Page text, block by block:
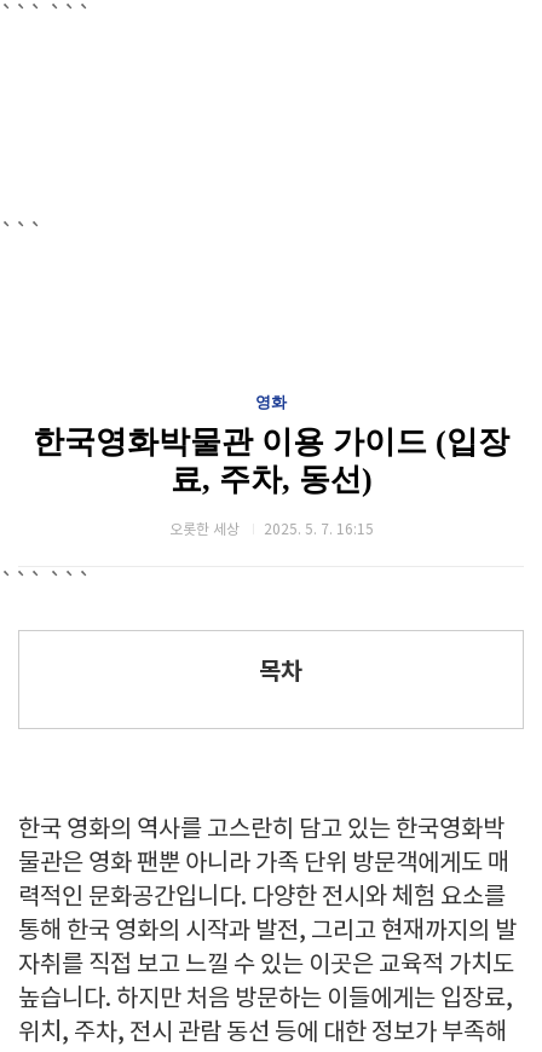
``` ```
```
영화
한국영화박물관 이용 가이드 (입장
료, 주차, 동선)
오롯한 세상 2025. 5. 7. 16:15
``` ```
목차
한국 영화의 역사를 고스란히 담고 있는 한국영화박
물관은 영화 팬뿐 아니라 가족 단위 방문객에게도 매
력적인 문화공간입니다. 다양한 전시와 체험 요소를
통해 한국 영화의 시작과 발전, 그리고 현재까지의 발
자취를 직접 보고 느낄 수 있는 이곳은 교육적 가치도
높습니다. 하지만 처음 방문하는 이들에게는 입장료,
위치, 주차, 전시 관람 동선 등에 대한 정보가 부족해